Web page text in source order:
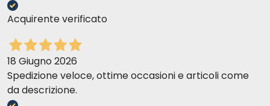
Acquirente verificato
18 Giugno 2026
Spedizione veloce, ottime occasioni e articoli come
da descrizione.